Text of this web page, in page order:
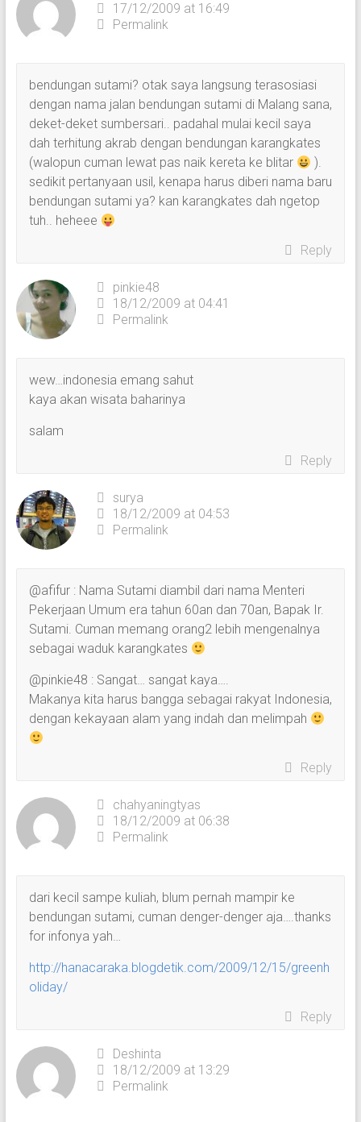
17/12/2009 at 16:49
Permalink
bendungan sutami? otak saya langsung terasosiasi
dengan nama jalan bendungan sutami di Malang sana,
deket-deket sumbersari.. padahal mulai kecil saya
dah terhitung akrab dengan bendungan karangkates
(walopun cuman lewat pas naik kereta ke blitar
).
sedikit pertanyaan usil, kenapa harus diberi nama baru
bendungan sutami ya? kan karangkates dah ngetop
tuh.. heheee
Reply
pinkie48
18/12/2009 at 04:41
Permalink
wew…indonesia emang sahut
kaya akan wisata baharinya
salam
Reply
surya
18/12/2009 at 04:53
Permalink
@afifur : Nama Sutami diambil dari nama Menteri
Pekerjaan Umum era tahun 60an dan 70an, Bapak Ir.
Sutami. Cuman memang orang2 lebih mengenalnya
sebagai waduk karangkates
@pinkie48 : Sangat… sangat kaya….
Makanya kita harus bangga sebagai rakyat Indonesia,
dengan kekayaan alam yang indah dan melimpah
Reply
chahyaningtyas
18/12/2009 at 06:38
Permalink
dari kecil sampe kuliah, blum pernah mampir ke
bendungan sutami, cuman denger-denger aja….thanks
for infonya yah…
http://hanacaraka.blogdetik.com/2009/12/15/greenh
oliday/
Reply
Deshinta
18/12/2009 at 13:29
Permalink